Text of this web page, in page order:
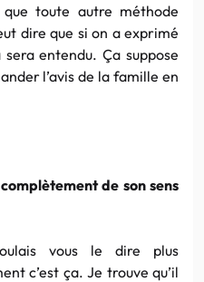
toute autre méthode
dire que si on a exprimé
entendu. Ça suppose
l’avis de la famille en
de son sens
vous le dire plus
c’est ça. Je trouve qu’il